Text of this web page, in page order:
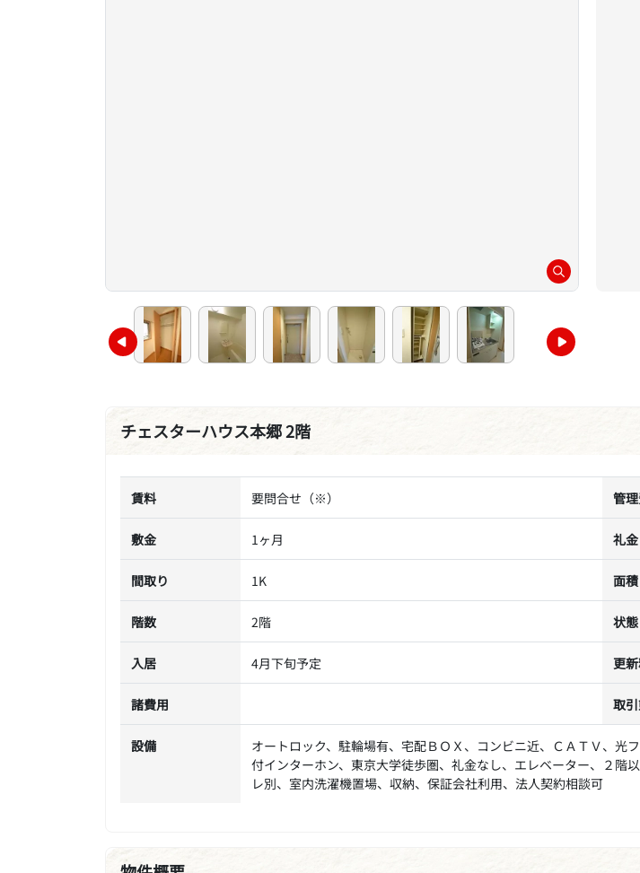
チェスターハウス本郷 2階
賃料 要問合せ（※） 管
敷金 1ヶ月 礼金
間取り 1K 面積
階数 2階 状態
入居 4月下旬予定 更
諸費用 取
設備
オートロック、駐輪場有、宅配ＢＯＸ、コンビニ近、ＣＡＴＶ、
付インターホン、東京大学徒歩圏、礼金なし、エレベーター、２階
レ別、室内洗濯機置場、収納、保証会社利用、法人契約相談可